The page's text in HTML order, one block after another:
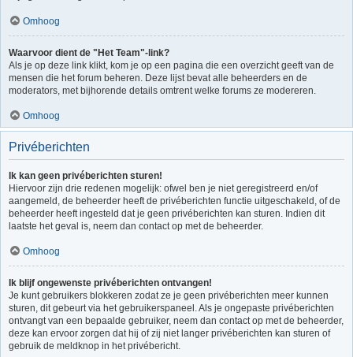
Omhoog
Waarvoor dient de "Het Team"-link?
Als je op deze link klikt, kom je op een pagina die een overzicht geeft van de
mensen die het forum beheren. Deze lijst bevat alle beheerders en de
moderators, met bijhorende details omtrent welke forums ze modereren.
Omhoog
Privéberichten
Ik kan geen privéberichten sturen!
Hiervoor zijn drie redenen mogelijk: ofwel ben je niet geregistreerd en/of
aangemeld, de beheerder heeft de privéberichten functie uitgeschakeld, of de
beheerder heeft ingesteld dat je geen privéberichten kan sturen. Indien dit
laatste het geval is, neem dan contact op met de beheerder.
Omhoog
Ik blijf ongewenste privéberichten ontvangen!
Je kunt gebruikers blokkeren zodat ze je geen privéberichten meer kunnen
sturen, dit gebeurt via het gebruikerspaneel. Als je ongepaste privéberichten
ontvangt van een bepaalde gebruiker, neem dan contact op met de beheerder,
deze kan ervoor zorgen dat hij of zij niet langer privéberichten kan sturen of
gebruik de meldknop in het privébericht.